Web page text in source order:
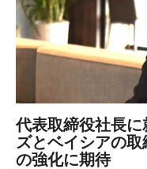
代表取締役社長
ズとベイシアの
の強化に期待